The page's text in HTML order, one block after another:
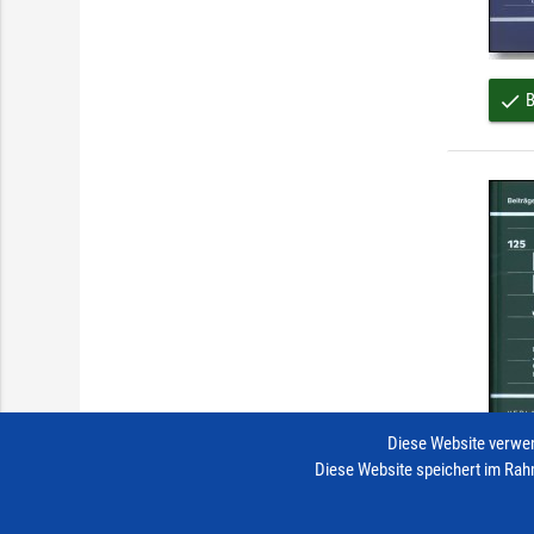
done
done
Diese Website
Diese Website speichert im